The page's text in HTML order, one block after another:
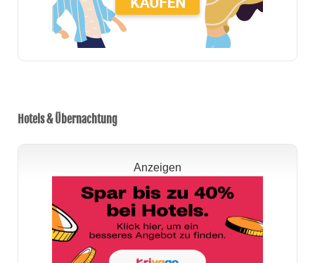
Hotels & Übernachtung
Anzeigen